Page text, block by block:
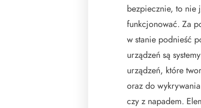
bezpiecznie, to nie
funkcjonować. Za
w stanie podnieść
urządzeń są
urządzeń, które
oraz do
czy z napadem.